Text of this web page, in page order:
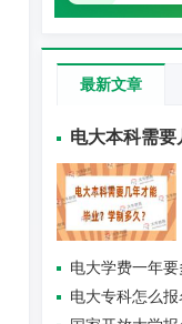
最新文章
电大本科需要
电大学费一年
电大专科怎么